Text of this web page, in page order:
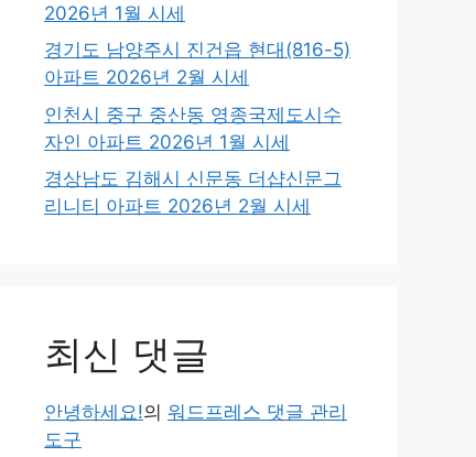
2026년 1월 시세
경기도 남양주시 진건읍 현대(816-5)
아파트 2026년 2월 시세
인천시 중구 중산동 영종국제도시수
자인 아파트 2026년 1월 시세
경상남도 김해시 신문동 더샵신문그
리니티 아파트 2026년 2월 시세
최신 댓글
안녕하세요!의 워드프레스 댓글 관리
도구